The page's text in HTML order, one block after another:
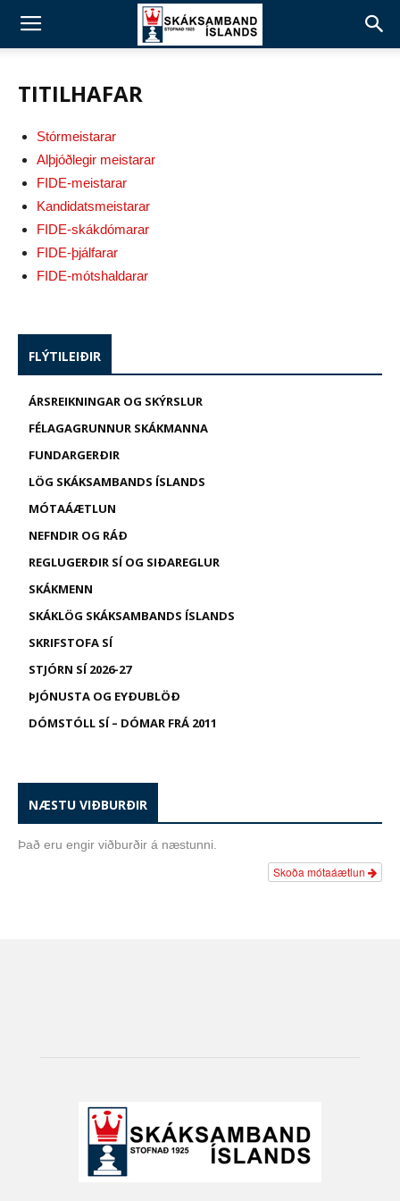
TITILHAFAR
Stórmeistarar
Alþjóðlegir meistarar
FIDE-meistarar
Kandidatsmeistarar
FIDE-skákdómarar
FIDE-þjálfarar
FIDE-mótshaldarar
FLÝTILEIÐIR
ÁRSREIKNINGAR OG SKÝRSLUR
FÉLAGAGRUNNUR SKÁKMANNA
FUNDARGERÐIR
LÖG SKÁKSAMBANDS ÍSLANDS
MÓTAÁÆTLUN
NEFNDIR OG RÁÐ
REGLUGERÐIR SÍ OG SIÐAREGLUR
SKÁKMENN
SKÁKLÖG SKÁKSAMBANDS ÍSLANDS
SKRIFSTOFA SÍ
STJÓRN SÍ 2026-27
ÞJÓNUSTA OG EYÐUBLÖÐ
DÓMSTÓLL SÍ – DÓMAR FRÁ 2011
NÆSTU VIÐBURÐIR
Það eru engir viðburðir á næstunni.
Skoða mótaáætlun